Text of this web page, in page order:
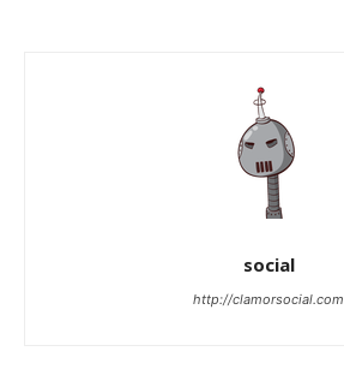
social
http://clamorsocial.com